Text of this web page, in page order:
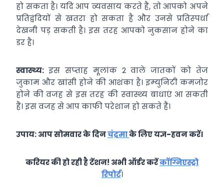
हो सकता है। यदि आप व्‍यवसाय करते हैं, तो आपको अपने
प्रतिद्वंदियों से खतरा हो सकता है और उनसे प्रतिस्‍पर्धा
देखनी पड़ सकती है। इस तरह आपको नुकसान होने का
डर है।
स्‍वास्‍थ्‍य: इस सप्‍ताह मूलांक 2 वाले जातकों को तेज
जुकाम और खांसी होने की आशंका है। इम्‍युनिटी कमजोर
होने की वजह से इस तरह की स्‍वास्‍थ्‍य बाधाएं आ सकती
हैं। इस वजह से आप काफी परेशान हो सकते हैं।
उपाय: आप सोमवार के दिनचंद्रमाके लिए यज्ञ-हवन करें।
करियर की हो रही है टेंशन! अभी ऑर्डर करेंकॉग्निएस्ट्रो
रिपोर्ट।